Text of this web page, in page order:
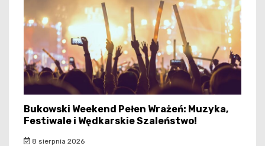
Bukowski Weekend Pełen Wrażeń: Muzyka,
Festiwale i Wędkarskie Szaleństwo!
8 sierpnia 2026